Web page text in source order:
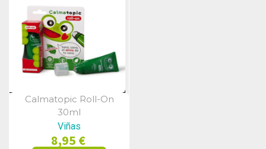
Vista Rápida
Calmatopic Roll-On
30ml
Viñas
8,95 €